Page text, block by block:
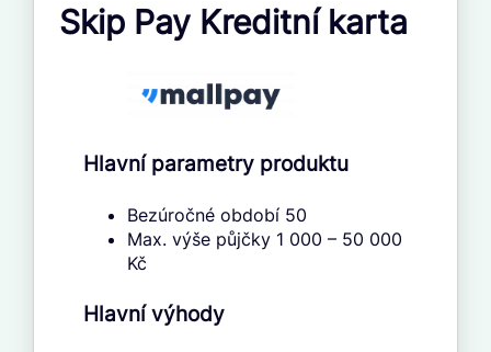
Skip Pay Kreditní karta
Hlavní parametry produktu
Bezúročné období 50
Max. výše půjčky 1 000 – 50 000
Kč
Hlavní výhody